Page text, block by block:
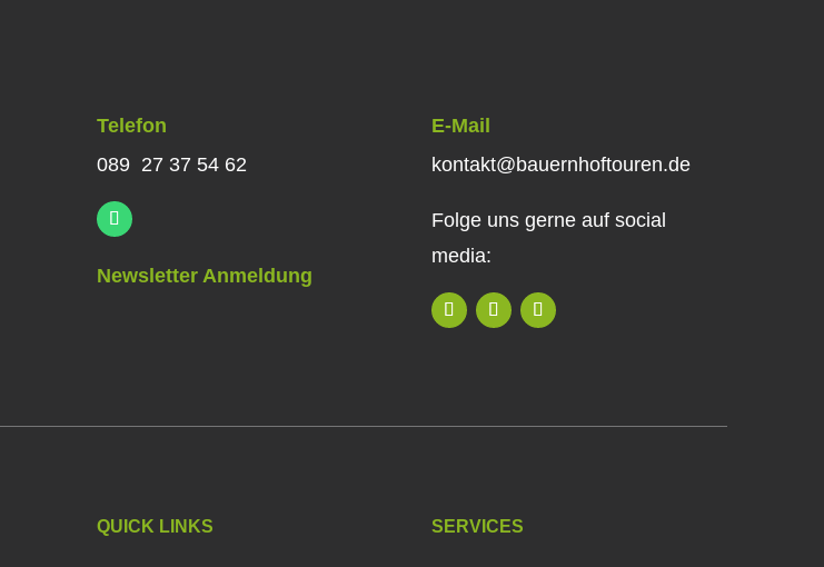
Telefon
089 27 37 54 62
Newsletter Anmeldung
E-Mail
kontakt@bauernhoftouren.de
Folge uns gerne auf social
media:
QUICK LINKS SERVICES